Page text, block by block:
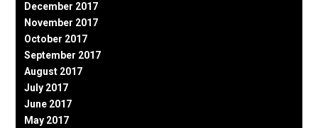
December 2017
November 2017
October 2017
September 2017
August 2017
July 2017
June 2017
May 2017